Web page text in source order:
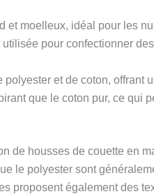
et moelleux, idéal pour les
pour confectionner
polyester et de coton, offrant
que le coton pur, ce qui
de housses de couette en
le polyester sont
proposent également des